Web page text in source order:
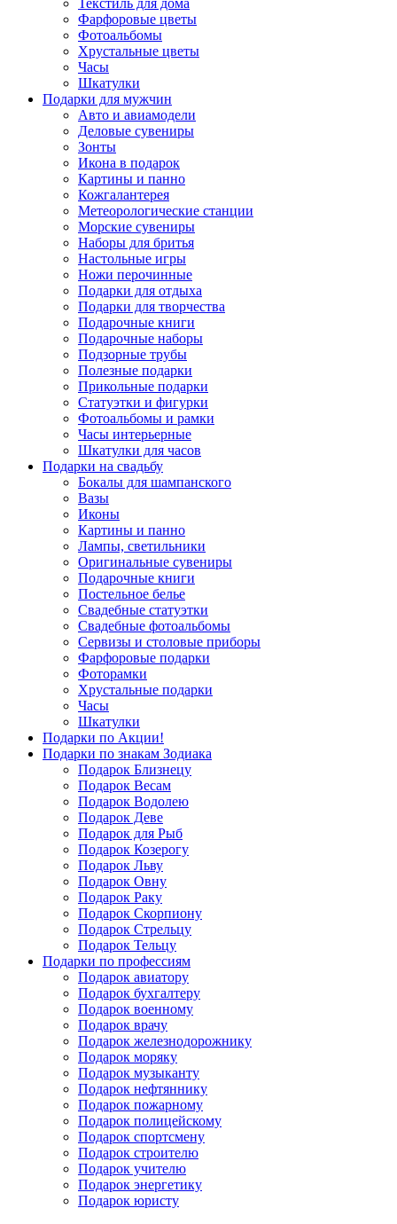
Текстиль для дома
Фарфоровые цветы
Фотоальбомы
Хрустальные цветы
Часы
Шкатулки
Подарки для мужчин
Авто и авиамодели
Деловые сувениры
Зонты
Икона в подарок
Картины и панно
Кожгалантерея
Метеорологические станции
Морские сувениры
Наборы для бритья
Настольные игры
Ножи перочинные
Подарки для отдыха
Подарки для творчества
Подарочные книги
Подарочные наборы
Подзорные трубы
Полезные подарки
Прикольные подарки
Статуэтки и фигурки
Фотоальбомы и рамки
Часы интерьерные
Шкатулки для часов
Подарки на свадьбу
Бокалы для шампанского
Вазы
Иконы
Картины и панно
Лампы, светильники
Оригинальные сувениры
Подарочные книги
Постельное белье
Свадебные статуэтки
Свадебные фотоальбомы
Сервизы и столовые приборы
Фарфоровые подарки
Фоторамки
Хрустальные подарки
Часы
Шкатулки
Подарки по Акции!
Подарки по знакам Зодиака
Подарок Близнецу
Подарок Весам
Подарок Водолею
Подарок Деве
Подарок для Рыб
Подарок Козерогу
Подарок Льву
Подарок Овну
Подарок Раку
Подарок Скорпиону
Подарок Стрельцу
Подарок Тельцу
Подарки по профессиям
Подарок авиатору
Подарок бухгалтеру
Подарок военному
Подарок врачу
Подарок железнодорожнику
Подарок моряку
Подарок музыканту
Подарок нефтяннику
Подарок пожарному
Подарок полицейскому
Подарок спортсмену
Подарок строителю
Подарок учителю
Подарок энергетику
Подарок юристу